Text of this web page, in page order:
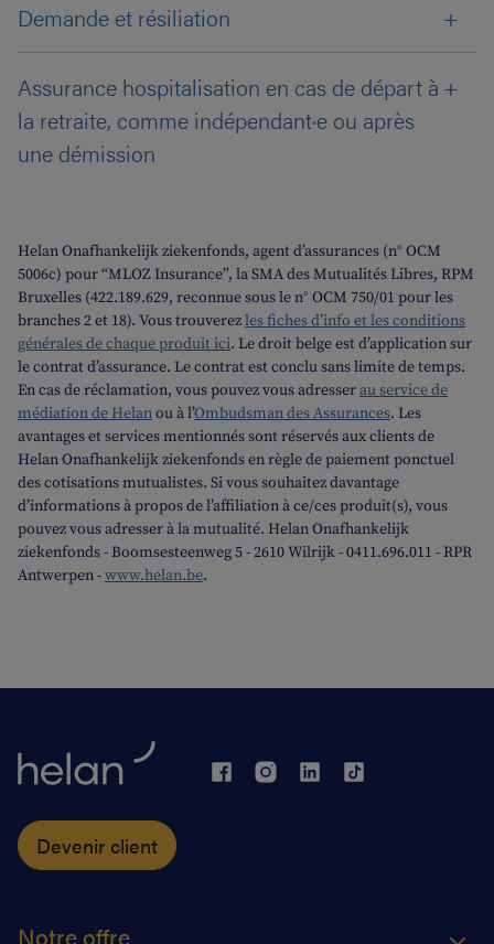
Demande et résiliation
Assurance hospitalisation en cas de départ à
la retraite, comme indépendant·e ou après
une démission
Helan Onafhankelijk ziekenfonds, agent d’assurances (n° OCM
5006c) pour “MLOZ Insurance”, la SMA des Mutualités Libres, RPM
Bruxelles (422.189.629, reconnue sous le n° OCM 750/01 pour les
branches 2 et 18). Vous trouverezles fiches d’info et les conditions
générales de chaque produit ici. Le droit belge est d’application sur
le contrat d’assurance. Le contrat est conclu sans limite de temps.
En cas de réclamation, vous pouvez vous adresserau service de
médiation de Helanou à l’Ombudsman des Assurances. Les
avantages et services mentionnés sont réservés aux clients de
Helan Onafhankelijk ziekenfonds en règle de paiement ponctuel
des cotisations mutualistes. Si vous souhaitez davantage
d’informations à propos de l’affiliation à ce/ces produit(s), vous
pouvez vous adresser à la mutualité. Helan Onafhankelijk
ziekenfonds - Boomsesteenweg 5 - 2610 Wilrijk - 0411.696.011 - RPR
Antwerpen -www.helan.be.
Devenir client
Notre offre